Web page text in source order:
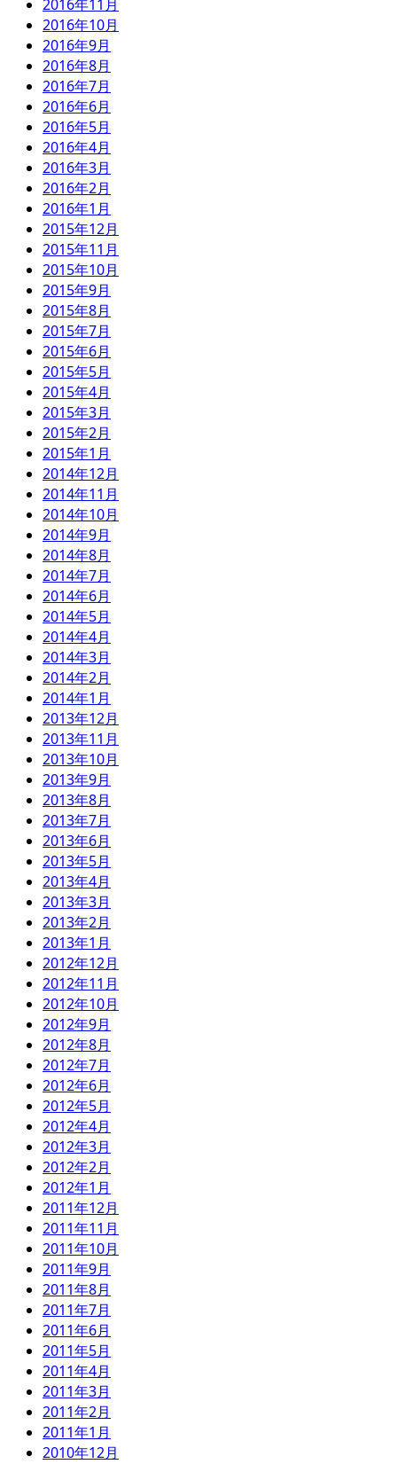
2016年11月
2016年10月
2016年9月
2016年8月
2016年7月
2016年6月
2016年5月
2016年4月
2016年3月
2016年2月
2016年1月
2015年12月
2015年11月
2015年10月
2015年9月
2015年8月
2015年7月
2015年6月
2015年5月
2015年4月
2015年3月
2015年2月
2015年1月
2014年12月
2014年11月
2014年10月
2014年9月
2014年8月
2014年7月
2014年6月
2014年5月
2014年4月
2014年3月
2014年2月
2014年1月
2013年12月
2013年11月
2013年10月
2013年9月
2013年8月
2013年7月
2013年6月
2013年5月
2013年4月
2013年3月
2013年2月
2013年1月
2012年12月
2012年11月
2012年10月
2012年9月
2012年8月
2012年7月
2012年6月
2012年5月
2012年4月
2012年3月
2012年2月
2012年1月
2011年12月
2011年11月
2011年10月
2011年9月
2011年8月
2011年7月
2011年6月
2011年5月
2011年4月
2011年3月
2011年2月
2011年1月
2010年12月